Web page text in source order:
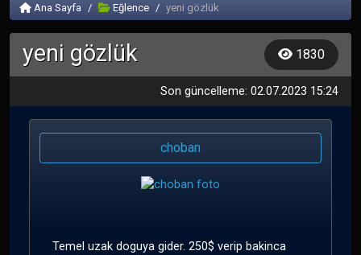
Ana Sayfa Eğlence yeni gözlük
yeni gözlük 1830
Son güncelleme: 02.07.2023 15:24
choban
Temel uzak doguya gider. 250$ verip bakinca